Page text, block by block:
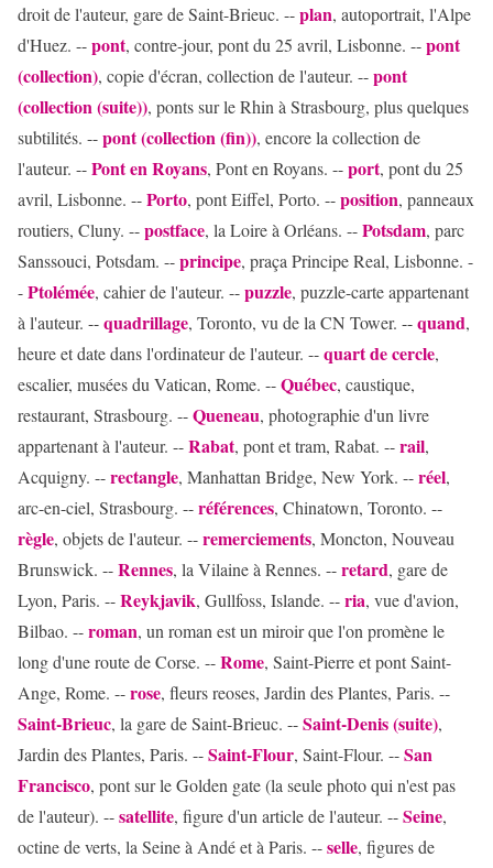
droit de l'auteur, gare de Saint-Brieuc. --plan, autoportrait, l'Alpe
d'Huez. --pont, contre-jour, pont du 25 avril, Lisbonne. --pont
(collection), copie d'écran, collection de l'auteur. --pont
(collection (suite)), ponts sur le Rhin à Strasbourg, plus quelques
subtilités. --pont (collection (fin)), encore la collection de
l'auteur. --Pont en Royans, Pont en Royans. --port, pont du 25
avril, Lisbonne. --Porto, pont Eiffel, Porto. --position, panneaux
routiers, Cluny. --postface, la Loire à Orléans. --Potsdam, parc
Sanssouci, Potsdam. --principe, praça Principe Real, Lisbonne. -
-Ptolémée, cahier de l'auteur. --puzzle, puzzle-carte appartenant
à l'auteur. --quadrillage, Toronto, vu de la CN Tower. --quand,
heure et date dans l'ordinateur de l'auteur. --quart de cercle,
escalier, musées du Vatican, Rome. --Québec, caustique,
restaurant, Strasbourg. --Queneau, photographie d'un livre
appartenant à l'auteur. --Rabat, pont et tram, Rabat. --rail,
Acquigny. --rectangle, Manhattan Bridge, New York. --réel,
arc-en-ciel, Strasbourg. --références, Chinatown, Toronto. --
règle, objets de l'auteur. --remerciements, Moncton, Nouveau
Brunswick. --Rennes, la Vilaine à Rennes. --retard, gare de
Lyon, Paris. --Reykjavik, Gullfoss, Islande. --ria, vue d'avion,
Bilbao. --roman, un roman est un miroir que l'on promène le
long d'une route de Corse. --Rome, Saint-Pierre et pont Saint-
Ange, Rome. --rose, fleurs reoses, Jardin des Plantes, Paris. --
Saint-Brieuc, la gare de Saint-Brieuc. --Saint-Denis (suite),
Jardin des Plantes, Paris. --Saint-Flour, Saint-Flour. --San
Francisco, pont sur le Golden gate (la seule photo qui n'est pas
de l'auteur). --satellite, figure d'un article de l'auteur. --Seine,
octine de verts, la Seine à Andé et à Paris. --selle, figures de